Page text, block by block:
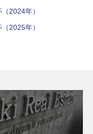
2024年）
2025年）